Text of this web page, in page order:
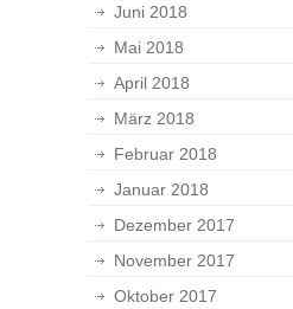
Juni 2018
Mai 2018
April 2018
März 2018
Februar 2018
Januar 2018
Dezember 2017
November 2017
Oktober 2017